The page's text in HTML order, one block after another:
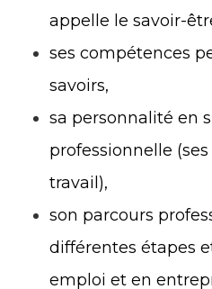
appelle le savoir-
ses compétences
savoirs,
sa personnalité en
professionnelle
travail),
son parcours
différentes étapes
emploi et en